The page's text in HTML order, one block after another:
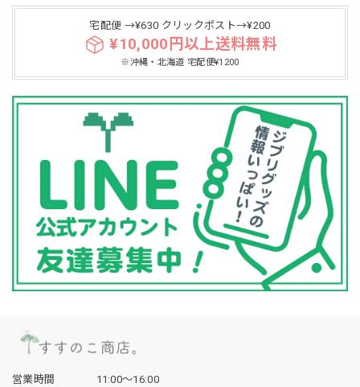
宅配便 →¥630 クリックポスト→¥200
¥10,000円以上送料無料
※沖縄・北海道 宅配便¥1200
営業時間
11:00〜16:00